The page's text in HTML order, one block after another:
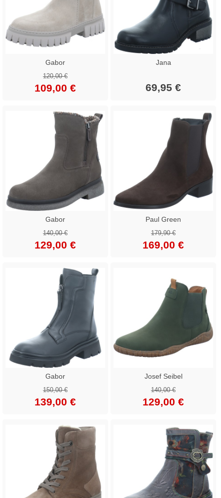
Gabor
120,00 €
109,00 €
Jana
69,95 €
Gabor
140,00 €
129,00 €
Paul Green
179,90 €
169,00 €
Gabor
150,00 €
139,00 €
Josef Seibel
140,00 €
129,00 €